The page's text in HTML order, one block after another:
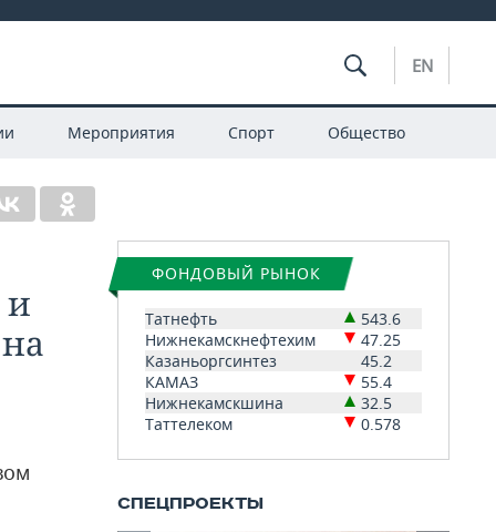
EN
Мероприятия Спорт Общество
и
ФОНДОВЫЙ РЫНОК
Татнефть
543.6
Нижнекамскнефтехим
47.25
Казаньоргсинтез
45.2
КАМАЗ
55.4
Нижнекамскшина
32.5
Таттелеком
0.578